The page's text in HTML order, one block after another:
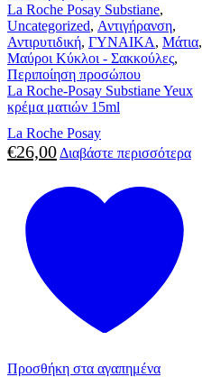
La Roche Posay Substiane,
Uncategorized, Αντιγήρανση,
Αντιρυτιδική, ΓΥΝΑΙΚΑ, Μάτια,
Μαύροι Κύκλοι - Σακκούλες,
Περιποίηση προσώπου
La Roche-Posay Substiane Yeux
κρέμα ματιών 15ml
La Roche Posay
€26,00 Διαβάστε περισσότερα
Προσθήκη στα αγαπημένα